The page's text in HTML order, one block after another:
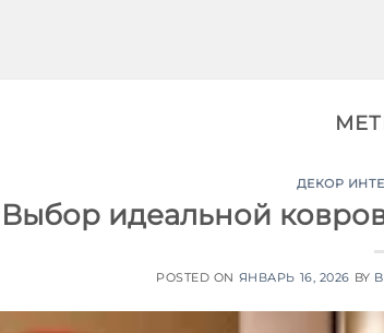
ДЕКОР
Выбор идеальной
POSTED ON ЯНВАРЬ 16, 2026 BY